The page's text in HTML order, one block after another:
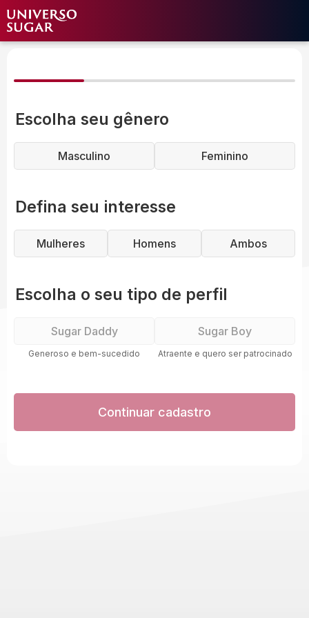
Escolha seu gênero
Masculino Feminino
Defina seu interesse
Mulheres Homens Ambos
Escolha o seu tipo de perfil
Sugar Daddy
Generoso e bem-sucedido
Sugar Boy
Atraente e quero ser patrocinado
Continuar cadastro